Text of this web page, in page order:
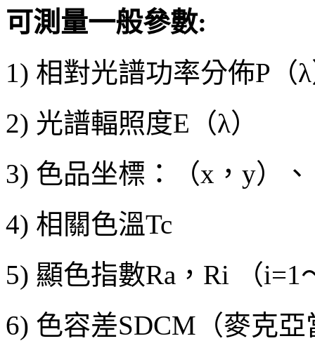
可測量一般參數:
1) 相對光譜功率分佈P（
2) 光譜輻照度E（λ）
3) 色品坐標：（x，y）
4) 相關色溫Tc
5) 顯色指數Ra，Ri （i=1
6) 色容差SDCM（麥克